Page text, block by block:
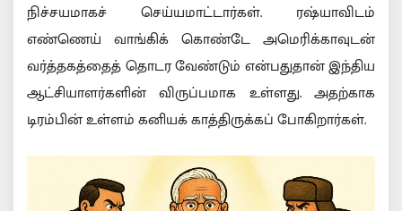
நிச்சயமாகச் செய்யமாட்டார்கள். ரஷ்யாவிடம்
எண்ணெய் வாங்கிக் கொண்டே அமெரிக்காவுடன்
வர்த்தகத்தைத் தொடர வேண்டும் என்பதுதான் இந்திய
ஆட்சியாளர்களின் விருப்பமாக உள்ளது. அதற்காக
டிரம்பின் உள்ளம் கனியக் காத்திருக்கப் போகிறார்கள்.